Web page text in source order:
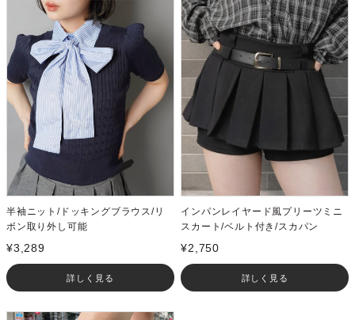
半袖ニット/ドッキングブラウス/リ
ボン取り外し可能
¥3,289
詳しく見る
インパンレイヤード風プリーツミニ
スカート/ベルト付き/スカパン
¥2,750
詳しく見る